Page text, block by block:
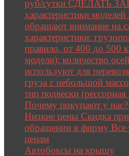
руб/сутки СДЕЛАТЬ
характеристики
обращают внимание на
характеристики:
правило, от 400 до 500
модели); количество
используют для
груза с небольшой
тип подвески
Почему покупают у
Низкие цены Скидка
обращении в фирму Все
ценам
Автобоксы на крышу